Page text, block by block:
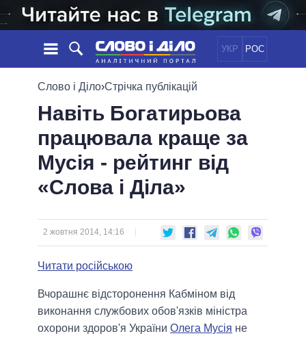
УКР РОС
НОВИНИ
СТРІЧКА
ПОДІЇ
СТАТТІ
ДУМКИ
ОГЛЯДИ
ДАЙДЖЕСТИ
ПОЛІТИКА
ЕКОНОМІКА
СУСПІЛЬСТВО
ОБIЦЯНКИ
ПОЛIТИКИ
УСІ ПОЛІТИКИ
ПРЕЗИДЕНТ І ОФІС
ВЕРХОВНА РАДА
КАБІНЕТ МІНІСТРІВ
ВСІ ПЕРСОНИ
ІНФОГРАФІКА
ПІДТРИМАТИ
ПОРІВНЯННЯ ПОЛІТИКІВ
Слово і Діло›Стрічка публікацій
Навіть Богатирьова
працювала краще за
Мусія - рейтинг від
«Слова і Діла»
2 жовтня 2014, 14:16
Читати російською
Вчорашнє відсторонення Кабміном від
виконання службових обов'язків міністра
охорони здоров'я України Олега Мусія не